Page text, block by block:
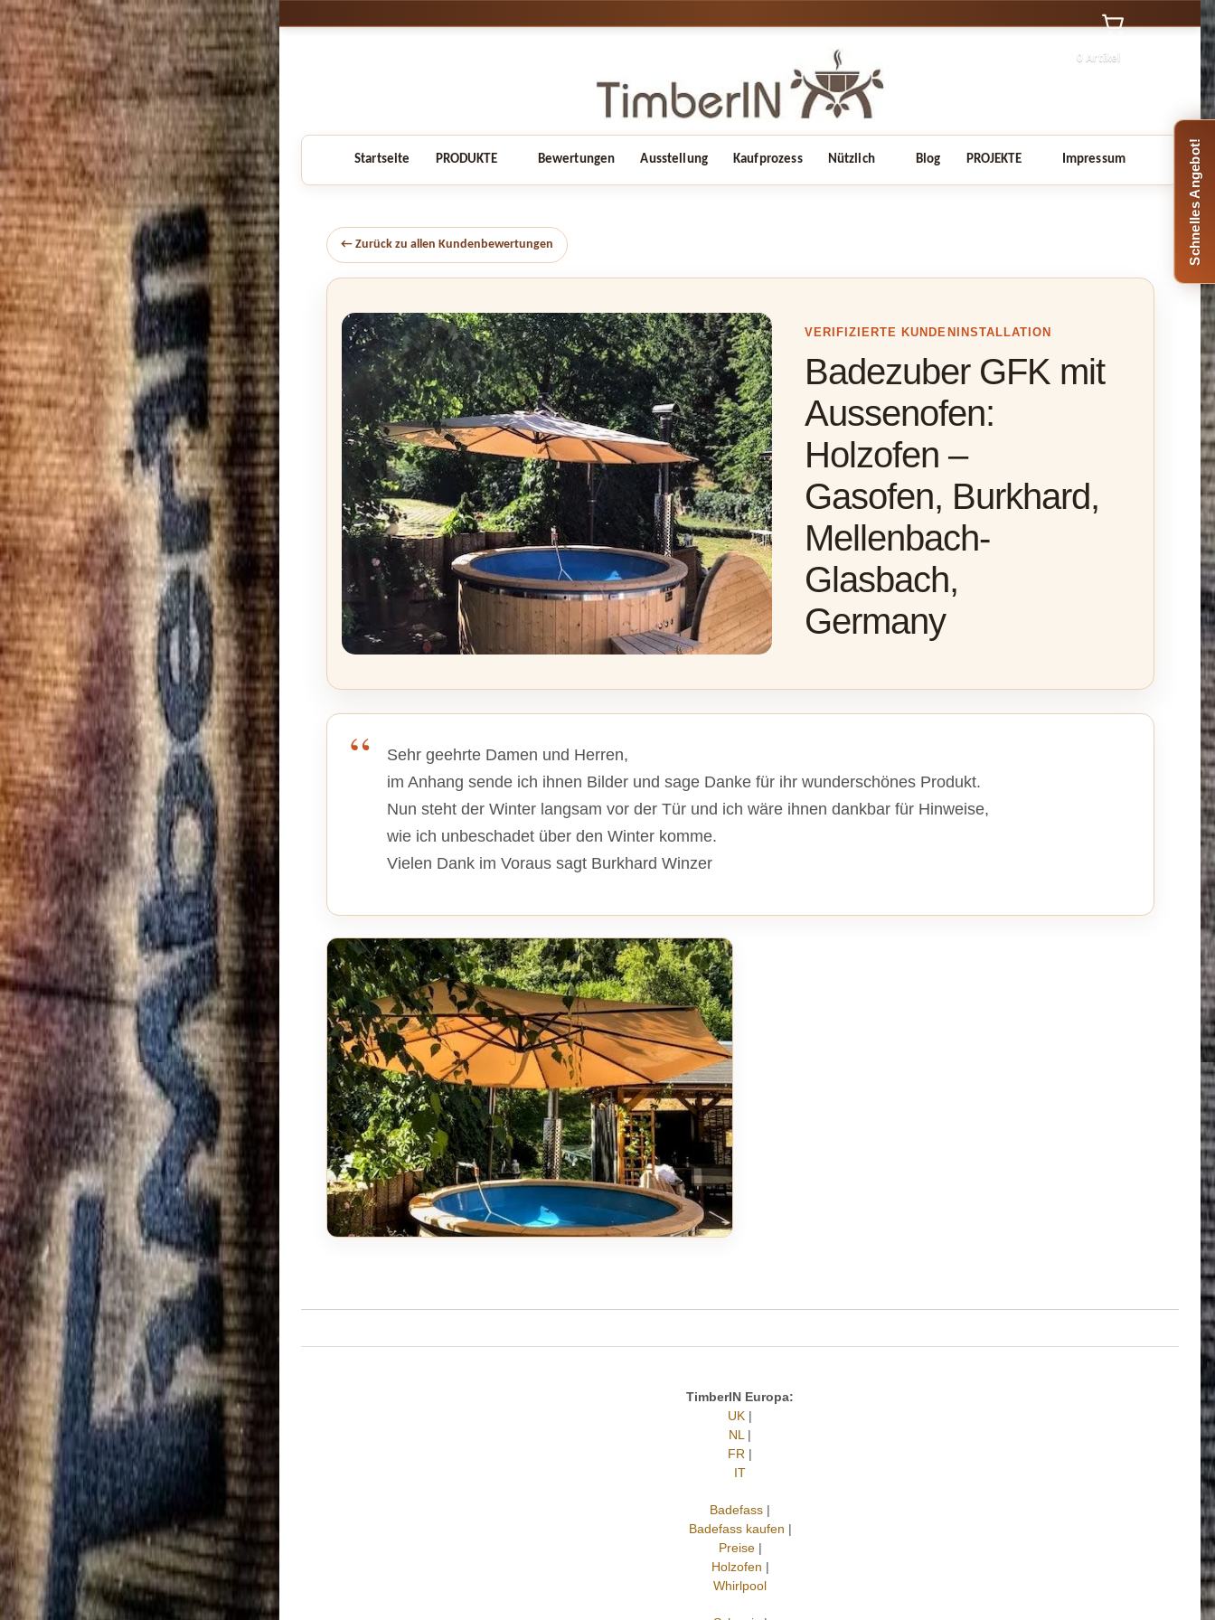
0 Artikel
Startseite PRODUKTE Bewertungen Ausstellung Kaufprozess Nützlich Blog PROJEKTE Impressum
← Zurück zu allen Kundenbewertungen
VERIFIZIERTE KUNDENINSTALLATION
Badezuber GFK mit
Aussenofen:
Holzofen –
Gasofen, Burkhard,
Mellenbach-
Glasbach,
Germany
Sehr geehrte Damen und Herren,
im Anhang sende ich ihnen Bilder und sage Danke für ihr wunderschönes Produkt.
Nun steht der Winter langsam vor der Tür und ich wäre ihnen dankbar für Hinweise,
wie ich unbeschadet über den Winter komme.
Vielen Dank im Voraus sagt Burkhard Winzer
TimberIN Europa:
UK |
NL |
FR |
IT
Badefass |
Badefass kaufen |
Preise|
Holzofen |
Whirlpool
Schnelles Angebot!